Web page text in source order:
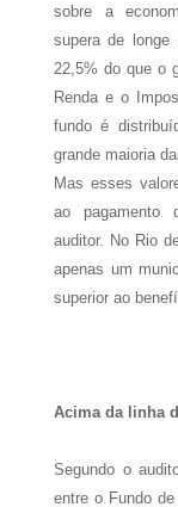
sobre a
supera de longe
22,5% do que o
Renda e o
fundo é
grande maioria
Mas esses
ao pagamento
auditor. No Rio
apenas um
superior ao
Acima da linha
Segundo o
entre o Fundo